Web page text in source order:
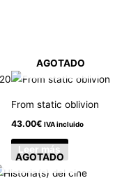
AGOTADO
From static oblivion
43.00€ IVA incluido
Leer más
AGOTADO